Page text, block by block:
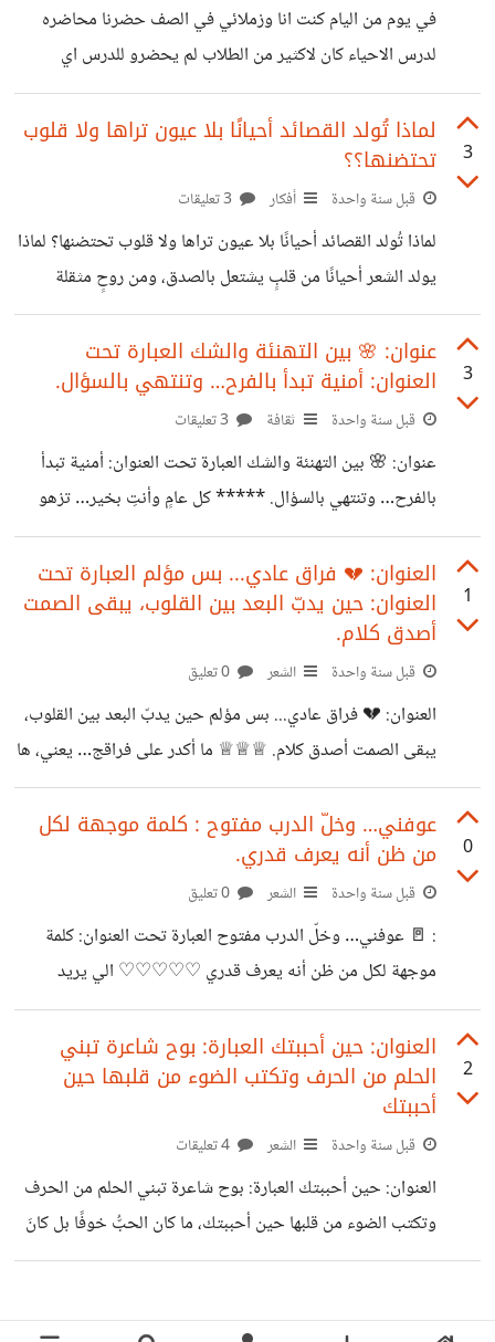
في يوم من اليام كنت انا وزملائي في الصف حضرنا محاضره
لدرس الاحياء كان لاكثير من الطلاب لم يحضرو للدرس اي
الواجب اليومي لم يحضروه فاوقفتهم المدرسه قصاص وهم
ضاجو من هاذا التصرف هي شعرت بهم فقالت لمه ان تحضيركم
لايهمني ولا سيساعدني الذي يقرء لنفسه ليس لي لانه اذا قرء لم
يضع في جيبي شي وقالت استطيع ان اعديكم الدرس واطلع
دون ان تحضرون ولاكن انا الذي افعله لمصلحتكم ثم قالت هاذه
الجمه الذي لم يضع لنفسه قيمه لا
3
لماذا تُولد القصائد أحيانًا بلا عيون تراها ولا قلوب
تحتضنها؟؟
قبل سنة واحدة أفكار
لماذا تُولد القصائد أحيانًا بلا عيون تراها ولا قلوب تحتضنها؟ لماذا
يولد الشعر أحيانًا من قلبٍ يشتعل بالصدق، ومن روحٍ مثقلة
بالأحلام والوجع، ومع ذلك يمضي في طريقه وحيدًا، لا يسمع
همسه أحد؟ لماذا تمر القصائد النقية، التي نُسجت من حبر الروح
ودمع العين، مرور الغريب في المدن المزدحمة، فلا يلتفت إليها
المارّون، وكأنها لا تحمل شيئًا يستحق الوقوف؟ هل لأن الشاعر
أخفى فيها مشاعره بعمقٍ أكبر مما تحتمله أعين العابرين؟ أم لأننا
نعيش زمنًا لا يصغي إلا للصوت العالي،
3
عنوان: 🌸 بين التهنئة والشك العبارة تحت
العنوان: أمنية تبدأ بالفرح… وتنتهي بالسؤال.
قبل سنة واحدة ثقافة
عنوان: 🌸 بين التهنئة والشك العبارة تحت العنوان: أمنية تبدأ
بالفرح… وتنتهي بالسؤال. ***** كل عامٍ وأنتِ بخير… تزهو
الدنيا حين تبتسم عيناكِ. كل عامٍ… وأراكِ في أعلى المراتب، وفي
أبهى المقامات، كزهرةٍ تتفتح على شرفة الصباح. لكن قلبي
يهمس… هل ستبقين معي؟ أم أنني أنا… العابر في طريقك؟
1
العنوان: 💔 فراق عادي... بس مؤلم العبارة تحت
العنوان: حين يدبّ البعد بين القلوب، يبقى الصمت
أصدق كلام.
قبل سنة واحدة الشعر
العنوان: 💔 فراق عادي... بس مؤلم حين يدبّ البعد بين القلوب،
يبقى الصمت أصدق كلام. ♕♕♕ ما أكدر على فراقج… يعني، ها
هيه راح تروحين من إيديا. وعندج كلمت بيباي عادي، شنو ما
عندج إحساس تحسين بيه؟ بس عادي… مقتنعة بالظروف،
وآدري… مو منج، من غاليج، الي عاجبته هالوضعية. عاجبته
نفترق، وما نبقى سوى.
0
عوفني… وخلّ الدرب مفتوح : كلمة موجهة لكل
من ظن أنه يعرف قدري.
قبل سنة واحدة الشعر
: 🚪 عوفني… وخلّ الدرب مفتوح العبارة تحت العنوان: كلمة
موجهة لكل من ظن أنه يعرف قدري ♡♡♡♡♡ الي يريد
يعرفني… خل يعوفني. ما راح أنشِد له، ولا أرفع راسه. وحتى لو
الكمر فوق… أنزله. هاذي إرادتي، الي يعجبه… يعجبه، والي ما
يعجبه… ذاك الحايط، يلطّخ نفسه مرتين. عوفني… هم عوفني،
ما راح أوقف لهنا، ولا الطريق واقف علْمُودك. هواي ناس… مشوا
عل مصلحتهم، وكعوا. وهواي ناس… ما رادوا خير للناس، تاليها
خسروا… الي بيهم، والي ما بيهم. أنصحك… وهم
2
العنوان: حين أحببتك العبارة: بوح شاعرة تبني
الحلم من الحرف وتكتب الضوء من قلبها حين
أحببتك
قبل سنة واحدة الشعر
العنوان: حين أحببتك العبارة: بوح شاعرة تبني الحلم من الحرف
وتكتب الضوء من قلبها حين أحببتك، ما كان الحبُّ خوفًا بل كانَ
صدى قلبي، وكانَ العزمَ عزفًا وقفَ شعري في صدري يرتجفُ نبضًا
وفي قلبي حلمٌ يكبرُ رغم الخوفِ ضعفًا لا أُبصرُ، لكنِّي أكتبُ نفسي